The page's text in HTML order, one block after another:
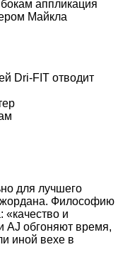
аппликация
Майкла
Dri-FIT отводит
для лучшего
Философию
и
AJ обгоняют время,
иной вехе в